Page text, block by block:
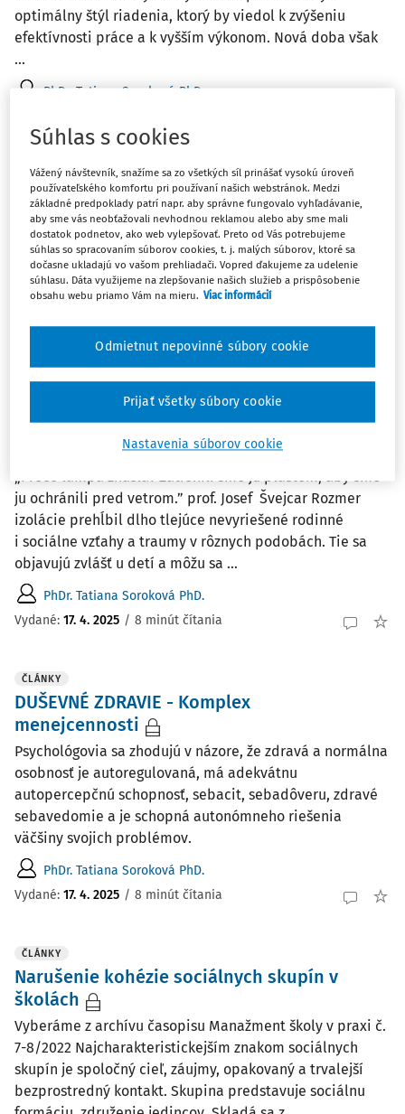
optimálny štýl riadenia, ktorý by viedol k zvýšeniu
efektívnosti práce a k vyšším výkonom. Nová doba však
...
PhDr. Tatiana Soroková PhD.
ČLÁNKY
Psychologický pohľad na klamstvo
Klamstvo klamanie, vyjadrenie nepravdy znamená tvrdiť
niečo, o čom vieme, že nie je pravda, alebo neexistuje
racionálny dôvod veriť, že to pravda skutočne je.
Chápanie pojmu a rozsahu klamstva je rôzne
PhDr. Tatiana Soroková PhD.
Vydané:16. 6. 2026 / 5 minút čítania
ČLÁNKY
Obsedantno-kompulzívny syndróm
„Prečo lampa zhasla? Zatienili sme ju plášťom, aby sme
ju ochránili pred vetrom.” prof. Josef Švejcar Rozmer
izolácie prehĺbil dlho tlejúce nevyriešené rodinné
i sociálne vzťahy a traumy v rôznych podobách. Tie sa
objavujú zvlášť u detí a môžu sa ...
PhDr. Tatiana Soroková PhD.
Vydané: 17. 4. 2025 / 8 minút čítania
ČLÁNKY
DUŠEVNÉ ZDRAVIE - Komplex
menejcennosti
Psychológovia sa zhodujú v názore, že zdravá a normálna
osobnosť je autoregulovaná, má adekvátnu
autopercepčnú schopnosť, sebacit, sebadôveru, zdravé
sebavedomie a je schopná autonómneho riešenia
väčšiny svojich problémov.
PhDr. Tatiana Soroková PhD.
Vydané: 17. 4. 2025 / 8 minút čítania
ČLÁNKY
Narušenie kohézie sociálnych skupín v
školách
Vyberáme z archívu časopisu Manažment školy v praxi č.
7-8/2022 Najcharakteristickejším znakom sociálnych
skupín je spoločný cieľ, záujmy, opakovaný a trvalejší
bezprostredný kontakt. Skupina predstavuje sociálnu
Súhlas s cookies
Vážený návštevník, snažíme sa zo všetkých síl prinášať vysokú úroveň
používateľského komfortu pri používaní našich webstránok. Medzi
základné predpoklady patrí napr. aby správne fungovalo vyhľadávanie,
aby sme vás neobťažovali nevhodnou reklamou alebo aby sme mali
dostatok podnetov, ako web vylepšovať. Preto od Vás potrebujeme
súhlas so spracovaním súborov cookies, t. j. malých súborov, ktoré sa
dočasne ukladajú vo vašom prehliadači. Vopred ďakujeme za udelenie
súhlasu. Dáta využijeme na zlepšovanie našich služieb a prispôsobenie
obsahu webu priamo Vám na mieru. Viac informácií
Nastavenia súborov cookie
Odmietnut nepovinné súbory cookie
Prijať všetky súbory cookie